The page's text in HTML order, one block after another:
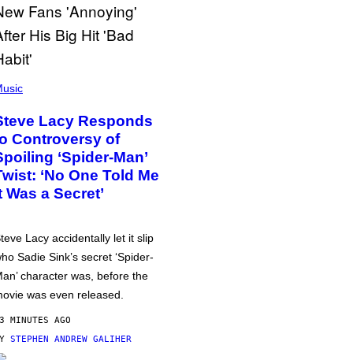
Lacy Responds
Controversy of
‘Spider-Man’
‘No One Told Me
Was a Secret’
Lacy accidentally let it slip
Sadie Sink’s secret ‘Spider-
character was, before the
was even released.
MINUTES AGO
STEPHEN ANDREW GALIHER